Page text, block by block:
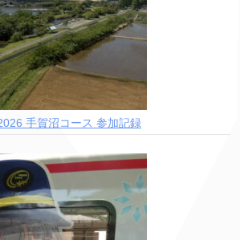
手賀沼コース 参加記録